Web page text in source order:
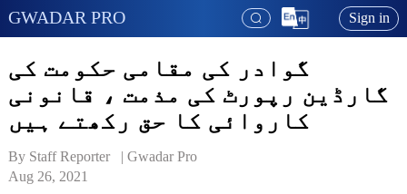
GWADAR PRO Sign in
گوادر کی مقامی حکومت کی
گارڈین رپورٹ کی مذمت ، قانونی
کاروائی کا حق رکھتے ہیں
By Staff Reporter   | Gwadar Pro
Aug 26, 2021